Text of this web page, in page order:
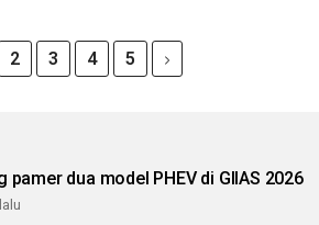
2 3 4 5
pamer dua model PHEV di GIIAS 2026